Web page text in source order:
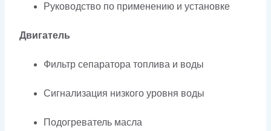
Руководство по применению и установке
Двигатель
Фильтр сепаратора топлива и воды
Сигнализация низкого уровня воды
Подогреватель масла